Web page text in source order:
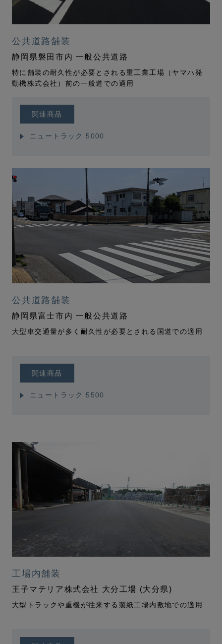
公共道路舗装
静岡県磐田市内 一般公共道路
特に舗装の耐久性が必要とされる重工業工場（ヤマハ発
動機株式会社）前の一般道での適用
関連商品
ニュートラック 5000
公共道路舗装
静岡県富士市内 一般公共道路
大型車交通量が多く耐久性が必要とされる国道での適用
関連商品
ニュートラック 5500
工場内舗装
王子マテリア株式会社 大分工場 (大分県)
大型トラックや重機が往来する製紙工場内敷地での適用